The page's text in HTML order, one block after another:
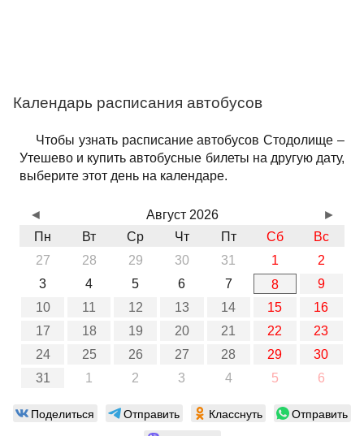
Календарь расписания автобусов
Чтобы узнать расписание автобусов Стодолище –
Утешево и купить автобусные билеты на другую дату,
выберите этот день на календаре.
Август 2026
Пн
Вт Ср Чт Пт Сб
Вс
27
28 29 30 31 1
2
3
4 5 6 7 8
9
10
11 12 13 14 15
16
17
18 19 20 21 22
23
24
25 26 27 28 29
30
31
1 2 3 4 5 6
◄ ►
Поделиться Отправить Класснуть
Отправить